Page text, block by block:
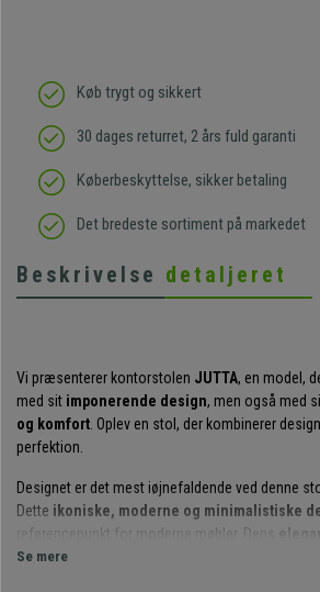
Køb trygt og sikkert
30 dages returret, 2 års fuld garanti
Køberbeskyttelse, sikker betaling
Det bredeste sortiment på markedet
Beskrivelse detaljeret
Vi præsenterer kontorstolen JUTTA, en model,
med sit imponerende design, men også med
og komfort . Oplev en stol, der kombinerer
perfektion.
Designet er det mest iøjnefaldende ved denne
Dette ikoniske, moderne og minimalistiske
referencepunkt for moderne møbler. Dens
imponerende, hvilket giver den et meget fornemt
Se mere